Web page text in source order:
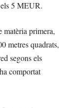
5 MEUR.
matèria primera,
metres quadrats,
segons els
comportat